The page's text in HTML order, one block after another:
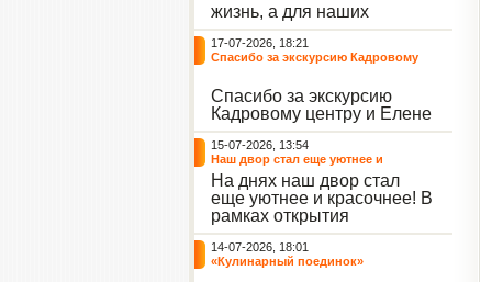
воспитанник - Константин
Н., который по праву носит
звание самого читающего
и эрудированного
участника наших
мероприятий.
жизнь, а для наших
воспитанниц оно
наполнено открытиями. В
один из теплых дней мы
пластилин, книги и конечно
же телефоны, чтобы
отправиться на небольшую
цветочную охоту в
ближайший луг.
17-07-2026, 18:21
Спасибо за экскурсию Кадровому
Спасибо за экскурсию
Кадровому центру и Елене
Романовне за тёплую
встречу.
15-07-2026, 13:54
Наш двор стал еще уютнее и
красочнее!
На днях наш двор стал
еще уютнее и красочнее! В
рамках открытия
Социальной гостиной
нашего Центра, перед
воспитанниками была
14-07-2026, 18:01
«Кулинарный поединок»